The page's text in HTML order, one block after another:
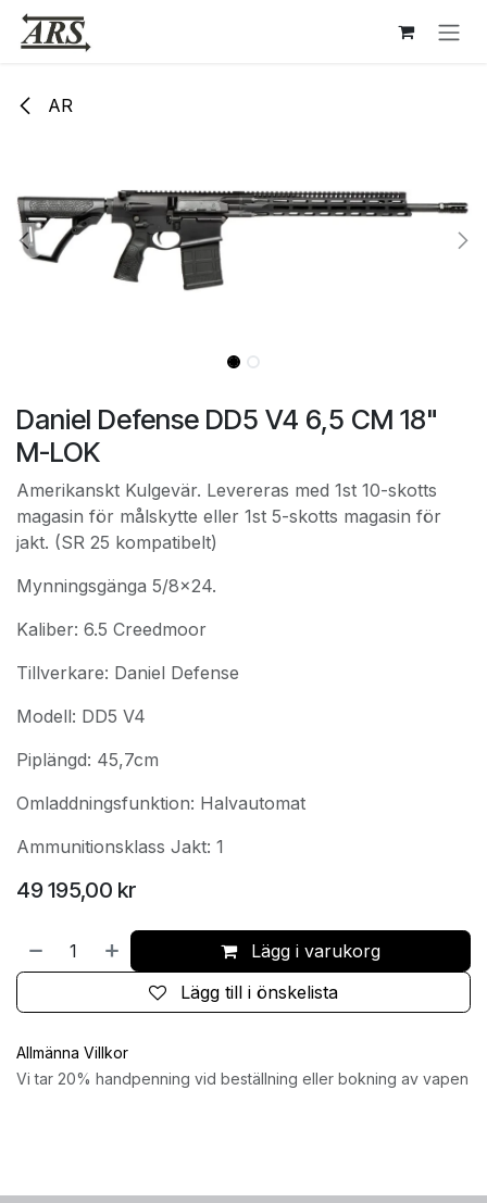
Hoppa till innehåll
AR
Daniel Defense DD5 V4 6,5 CM 18"
M-LOK
Amerikanskt Kulgevär. Levereras med 1st 10-skotts
magasin för målskytte eller 1st 5-skotts magasin för
jakt. (SR 25 kompatibelt)
Mynningsgänga 5/8x24.
Kaliber: 6.5 Creedmoor
Tillverkare: Daniel Defense
Modell: DD5 V4
Piplängd: 45,7cm
Omladdningsfunktion: Halvautomat
Ammunitionsklass Jakt: 1
49 195,00 kr
Lägg i varukorg
Lägg till i önskelista
Allmänna Villkor
Vi tar 20% handpenning vid beställning eller bokning av vapen